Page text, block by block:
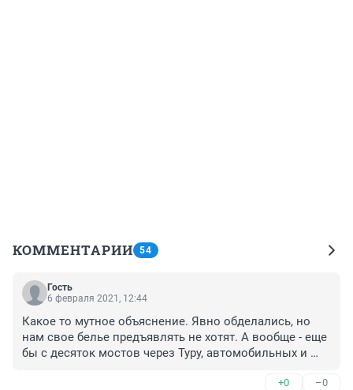
КОММЕНТАРИИ 54
Гость
6 февраля 2021, 12:44
Какое то мутное объяснение. Явно обделались, но
нам свое белье предъявлять не хотят. А вообще - еще
бы с десяток мостов через Туру, автомобильных и
+0 –0